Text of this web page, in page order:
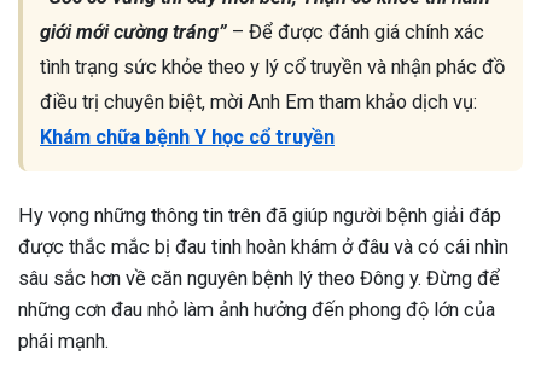
giới mới cường tráng” – Để được đánh giá chính xác
tình trạng sức khỏe theo y lý cổ truyền và nhận phác đồ
điều trị chuyên biệt, mời Anh Em tham khảo dịch vụ:
Khám chữa bệnh Y học cổ truyền
Hy vọng những thông tin trên đã giúp người bệnh giải đáp
được thắc mắc bị đau tinh hoàn khám ở đâu và có cái nhìn
sâu sắc hơn về căn nguyên bệnh lý theo Đông y. Đừng để
những cơn đau nhỏ làm ảnh hưởng đến phong độ lớn của
phái mạnh.